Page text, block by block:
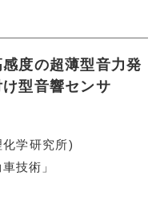
度の超薄型音力発
型音響センサ
薫 (理化学研究所)
技術」